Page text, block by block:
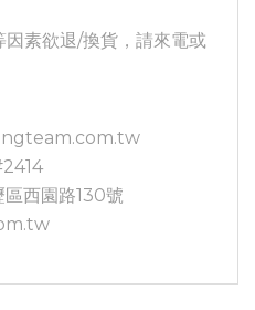
素欲退/換貨，請來電或
西園路130號